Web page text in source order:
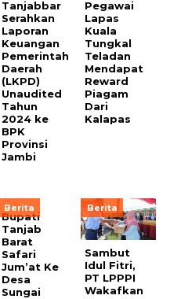
Tanjabbar
Serahkan
Laporan
Keuangan
Pemerintah
Daerah
(LKPD)
Unaudited
Tahun
2024 ke
BPK
Provinsi
Jambi
Pegawai
Lapas
Kuala
Tungkal
Teladan
Mendapat
Reward
Piagam
Dari
Kalapas
Berita
Bupati
Tanjab
Barat
Safari
Jum’at Ke
Desa
Sungai
Berita
Sambut
Idul Fitri,
PT LPPPI
Wakafkan